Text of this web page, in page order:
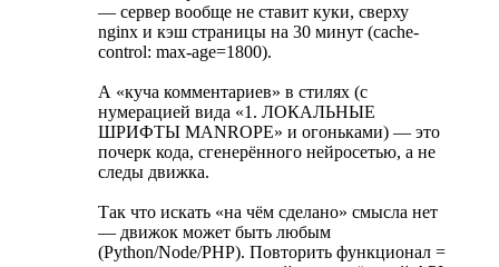
— сервер вообще не ставит куки, сверху
nginx и кэш страницы на 30 минут (cache-
control: max-age=1800).
А «куча комментариев» в стилях (с
нумерацией вида «1. ЛОКАЛЬНЫЕ
ШРИФТЫ MANROPE» и огоньками) — это
почерк кода, сгенерённого нейросетью, а не
следы движка.
Так что искать «на чём сделано» смысла нет
— движок может быть любым
(Python/Node/PHP). Повторить функционал =